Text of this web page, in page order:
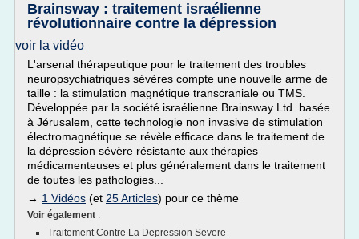
Brainsway : traitement israélienne
révolutionnaire contre la dépression
voir la vidéo
L'arsenal thérapeutique pour le traitement des troubles
neuropsychiatriques sévères compte une nouvelle arme de
taille : la stimulation magnétique transcraniale ou TMS.
Développée par la société israélienne Brainsway Ltd. basée
à Jérusalem, cette technologie non invasive de stimulation
électromagnétique se révèle efficace dans le traitement de
la dépression sévère résistante aux thérapies
médicamenteuses et plus généralement dans le traitement
de toutes les pathologies...
→ 1 Vidéos (et 25 Articles) pour ce thème
Voir également :
Traitement Contre La Depression Severe